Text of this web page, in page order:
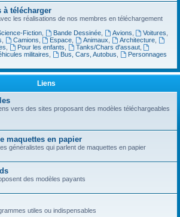
à télécharger
les réalisations de nos membres en téléchargement
Fiction, Bande Dessinée, Avions Voitures
Camions Espace Animaux Architecture
Pour les enfants Tanks/Chars d'assaut,
militaires Bus, Cars, Autobus
Personnages
Liens
vers des sites proposant des modèles téléchargeables
maquettes en papier
généralistes qui parlent de maquettes en papier
des modèles payants
utiles ou indispensables